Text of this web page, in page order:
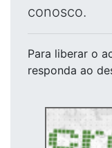
conosco.
Para liberar o
responda ao